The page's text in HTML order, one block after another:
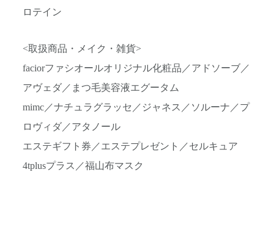
ロテイン
<取扱商品・メイク・雑貨>
faciorファシオールオリジナル化粧品／アドソーブ／
アヴェダ／まつ毛美容液エグータム
mimc／ナチュラグラッセ／ジャネス／ソルーナ／プ
ロヴィダ／アタノール
エステギフト券／エステプレゼント／セルキュア
4tplusプラス／福山布マスク